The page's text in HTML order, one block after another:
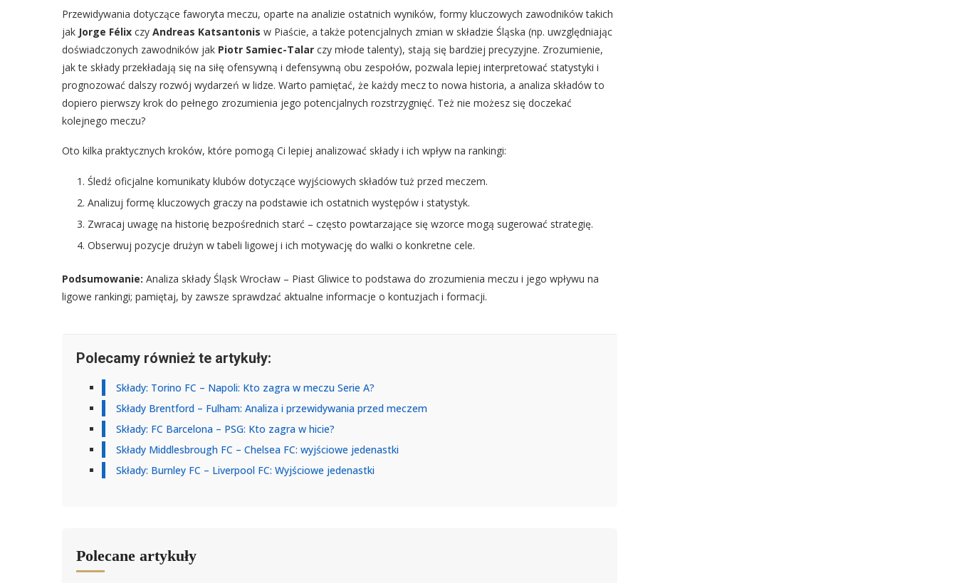
Przewidywania dotyczące faworyta meczu, oparte na analizie ostatnich wyników, formy kluczowych zawodników takich
jak Jorge Félix czy Andreas Katsantonis w Piaście, a także potencjalnych zmian w składzie Śląska (np. uwzględniając
doświadczonych zawodników jak Piotr Samiec-Talar czy młode talenty), stają się bardziej precyzyjne. Zrozumienie,
jak te składy przekładają się na siłę ofensywną i defensywną obu zespołów, pozwala lepiej interpretować statystyki i
prognozować dalszy rozwój wydarzeń w lidze. Warto pamiętać, że każdy mecz to nowa historia, a analiza składów to
dopiero pierwszy krok do pełnego zrozumienia jego potencjalnych rozstrzygnięć. Też nie możesz się doczekać
kolejnego meczu?
Oto kilka praktycznych kroków, które pomogą Ci lepiej analizować składy i ich wpływ na rankingi:
Śledź oficjalne komunikaty klubów dotyczące wyjściowych składów tuż przed meczem.
Analizuj formę kluczowych graczy na podstawie ich ostatnich występów i statystyk.
Zwracaj uwagę na historię bezpośrednich starć – często powtarzające się wzorce mogą sugerować strategię.
Obserwuj pozycje drużyn w tabeli ligowej i ich motywację do walki o konkretne cele.
Podsumowanie: Analiza składy Śląsk Wrocław – Piast Gliwice to podstawa do zrozumienia meczu i jego wpływu na
ligowe rankingi; pamiętaj, by zawsze sprawdzać aktualne informacje o kontuzjach i formacji.
Polecamy również te artykuły:
Składy: Torino FC – Napoli: Kto zagra w meczu Serie A?
Składy Brentford – Fulham: Analiza i przewidywania przed meczem
Składy: FC Barcelona – PSG: Kto zagra w hicie?
Składy Middlesbrough FC – Chelsea FC: wyjściowe jedenastki
Składy: Burnley FC – Liverpool FC: Wyjściowe jedenastki
Polecane artykuły